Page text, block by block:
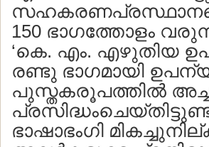
150 ഭാഗത്തോളം
‘കെ. എം. എഴുതിയ
രണ്ടു ഭാഗമായി
പുസ്തകരൂപത്തില്‍
ഭാഷാഭംഗി